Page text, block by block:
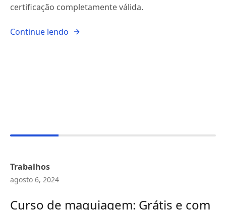
certificação completamente válida.
Continue lendo
Trabalhos
agosto 6, 2024
Curso de maquiagem: Grátis e com